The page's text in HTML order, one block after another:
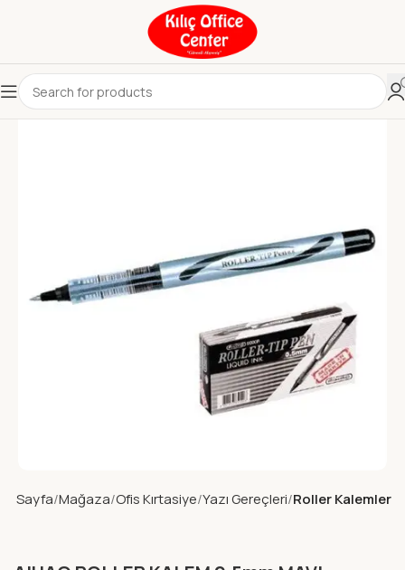
Sayfa Mağaza Ofis Kırtasiye Yazı Gereçleri Roller Kalemler